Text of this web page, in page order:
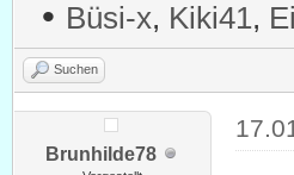
• Büsi-x, Kiki41,
Suchen
Brunhilde78